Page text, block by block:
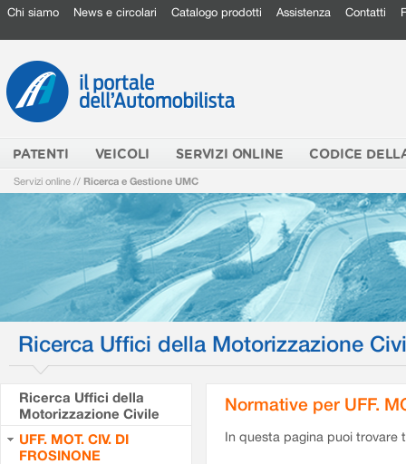
Chi siamo News e circolari Catalogo prodotti Assistenza Contatti
PATENTI VEICOLI SERVIZI ONLINE CODICE
Servizi online // Ricerca e Gestione UMC
Ricerca Uffici della Motorizzazione
Ricerca Uffici della
Motorizzazione Civile
UFF. MOT. CIV. DI
FROSINONE
Normative per UFF.
In questa pagina puoi